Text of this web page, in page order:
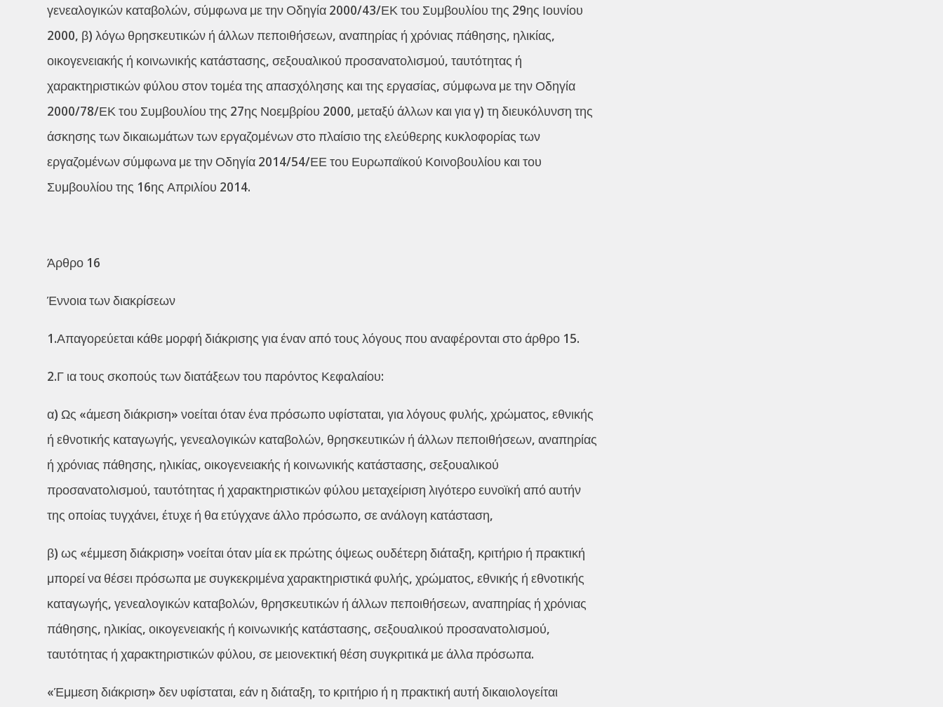
γενεαλογικών καταβολών, σύμφωνα με την Οδηγία 2000/43/ΕΚ του Συμβουλίου της 29ης Ιουνίου
2000, β) λόγω θρησκευτικών ή άλλων πεποιθήσεων, αναπηρίας ή χρόνιας πάθησης, ηλικίας,
οικογενειακής ή κοινωνικής κατάστασης, σεξουαλικού προσανατολισμού, ταυτότητας ή
χαρακτηριστικών φύλου στον τομέα της απασχόλησης και της εργασίας, σύμφωνα με την Οδηγία
2000/78/ΕΚ του Συμβουλίου της 27ης Νοεμβρίου 2000, μεταξύ άλλων και για γ) τη διευκόλυνση της
άσκησης των δικαιωμάτων των εργαζομένων στο πλαίσιο της ελεύθερης κυκλοφορίας των
εργαζομένων σύμφωνα με την Οδηγία 2014/54/ΕΕ του Ευρωπαϊκού Κοινοβουλίου και του
Συμβουλίου της 16ης Απριλίου 2014.
Άρθρο 16
Έννοια των διακρίσεων
1.Απαγορεύεται κάθε μορφή διάκρισης για έναν από τους λόγους που αναφέρονται στο άρθρο 15.
2.Γ ια τους σκοπούς των διατάξεων του παρόντος Κεφαλαίου:
α) Ως «άμεση διάκριση» νοείται όταν ένα πρόσωπο υφίσταται, για λόγους φυλής, χρώματος, εθνικής
ή εθνοτικής καταγωγής, γενεαλογικών καταβολών, θρησκευτικών ή άλλων πεποιθήσεων, αναπηρίας
ή χρόνιας πάθησης, ηλικίας, οικογενειακής ή κοινωνικής κατάστασης, σεξουαλικού
προσανατολισμού, ταυτότητας ή χαρακτηριστικών φύλου μεταχείριση λιγότερο ευνοϊκή από αυτήν
της οποίας τυγχάνει, έτυχε ή θα ετύγχανε άλλο πρόσωπο, σε ανάλογη κατάσταση,
β) ως «έμμεση διάκριση» νοείται όταν μία εκ πρώτης όψεως ουδέτερη διάταξη, κριτήριο ή πρακτική
μπορεί να θέσει πρόσωπα με συγκεκριμένα χαρακτηριστικά φυλής, χρώματος, εθνικής ή εθνοτικής
καταγωγής, γενεαλογικών καταβολών, θρησκευτικών ή άλλων πεποιθήσεων, αναπηρίας ή χρόνιας
πάθησης, ηλικίας, οικογενειακής ή κοινωνικής κατάστασης, σεξουαλικού προσανατολισμού,
ταυτότητας ή χαρακτηριστικών φύλου, σε μειονεκτική θέση συγκριτικά με άλλα πρόσωπα.
«Έμμεση διάκριση» δεν υφίσταται, εάν η διάταξη, το κριτήριο ή η πρακτική αυτή δικαιολογείται